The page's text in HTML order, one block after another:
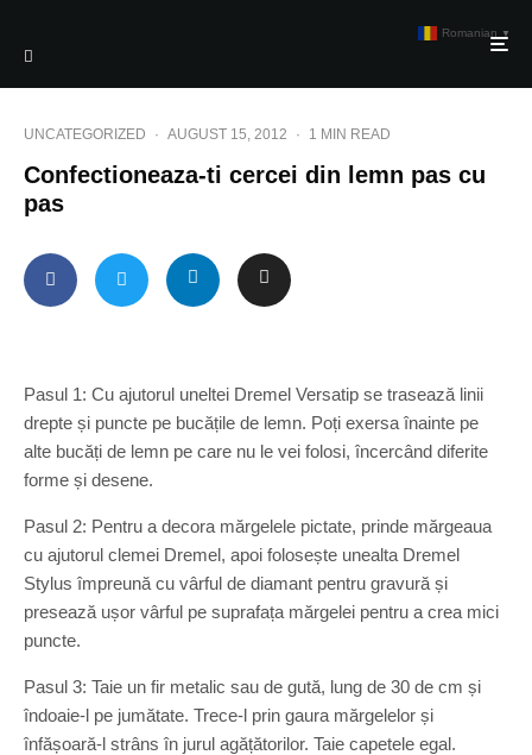
UNCATEGORIZED · AUGUST 15, 2012 · 1 MIN READ
Confectioneaza-ti cercei din lemn pas cu
pas
Pasul 1: Cu ajutorul uneltei Dremel Versatip se trasează linii
drepte și puncte pe bucățile de lemn. Poți exersa înainte pe
alte bucăți de lemn pe care nu le vei folosi, încercând diferite
forme și desene.
Pasul 2: Pentru a decora mărgelele pictate, prinde mărgeaua
cu ajutorul clemei Dremel, apoi folosește unealta Dremel
Stylus împreună cu vârful de diamant pentru gravură și
presează ușor vârful pe suprafața mărgelei pentru a crea mici
puncte.
Pasul 3: Taie un fir metalic sau de gută, lung de 30 de cm și
îndoaie-l pe jumătate. Trece-l prin gaura mărgelelor și
înfășoară-l strâns în jurul agățătorilor. Taie capetele egal.
Romanian ▼